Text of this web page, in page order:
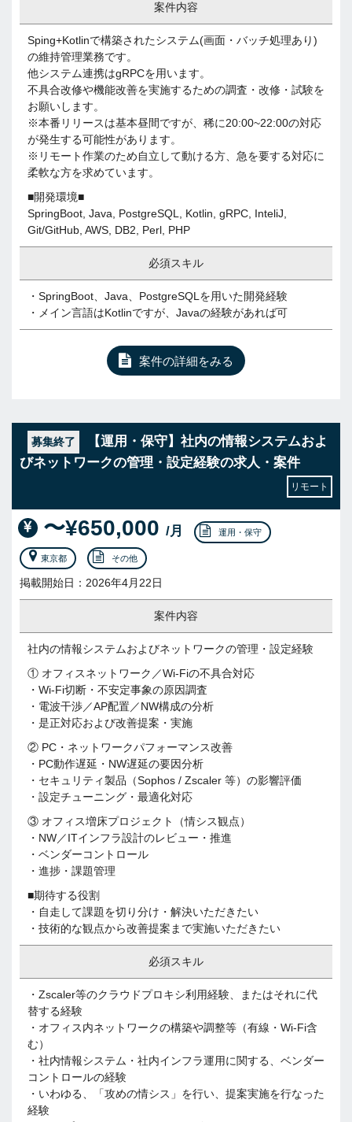
案件内容
Sping+Kotlinで構築されたシステム(画面・バッチ処理あり)
の維持管理業務です。
他システム連携はgRPCを用います。
不具合改修や機能改善を実施するための調査・改修・試験を
お願いします。
※本番リリースは基本昼間ですが、稀に20:00~22:00の対応
が発生する可能性があります。
※リモート作業のため自立して動ける方、急を要する対応に
柔軟な方を求めています。
■開発環境■
SpringBoot, Java, PostgreSQL, Kotlin, gRPC, InteliJ,
Git/GitHub, AWS, DB2, Perl, PHP
必須スキル
・SpringBoot、Java、PostgreSQLを用いた開発経験
・メイン言語はKotlinですが、Javaの経験があれば可
案件の詳細をみる
募集終了
【運用・保守】社内の情報システムおよ
びネットワークの管理・設定経験の求人・案件
リモート
〜¥650,000 /月 運用・保守
東京都 その他
掲載開始日：2026年4月22日
案件内容
社内の情報システムおよびネットワークの管理・設定経験
① オフィスネットワーク／Wi-Fiの不具合対応
・Wi-Fi切断・不安定事象の原因調査
・電波干渉／AP配置／NW構成の分析
・是正対応および改善提案・実施
② PC・ネットワークパフォーマンス改善
・PC動作遅延・NW遅延の要因分析
・セキュリティ製品（Sophos / Zscaler 等）の影響評価
・設定チューニング・最適化対応
③ オフィス増床プロジェクト（情シス観点）
・NW／ITインフラ設計のレビュー・推進
・ベンダーコントロール
・進捗・課題管理
■期待する役割
・自走して課題を切り分け・解決いただきたい
・技術的な観点から改善提案まで実施いただきたい
必須スキル
・Zscaler等のクラウドプロキシ利用経験、またはそれに代
替する経験
・オフィス内ネットワークの構築や調整等（有線・Wi-Fi含
む）
・社内情報システム・社内インフラ運用に関する、ベンダー
コントロールの経験
・いわゆる、「攻めの情シス」を行い、提案実施を行なった
経験